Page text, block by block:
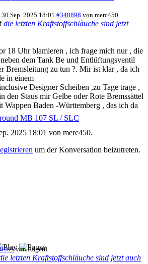
82 datacards to Sternzeit-107
MB 107 SL / SLC
30 Sep. 2025 18:01 #348898 von merc450
die letzten Kraftstoffschläuche sind jetzt
18 Uhr blamieren , ich frage mich nur , die
dem Tank Be und Entlüftungsventil
Bremsleitung zu tun ?. Mir ist klar , da ich
in einem
Designer Scheiben ,zu Tage trage ,
den Staus mir Gelbe oder Rote Bremssättel
Wappen Baden -Württemberg , das ich da
2025 18:01 von merc450.
um der Konversation beizutreten.
vonRagetti
letzten Kraftstoffschläuche sind jetzt auch